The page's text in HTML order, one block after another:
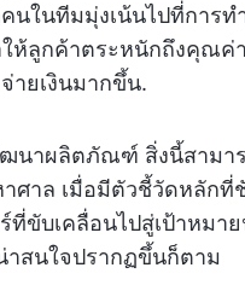
นในทีมมุ่งเน้นไปที่การท
ห้ลูกค้าตระหนักถึงคุณค่
ายเงินมากขึ้น.
นาผลิตภัณฑ์ สิ่งนี้สามาร
ศาล เมื่อมีตัวชี้วัดหลักที่
ที่ขับเคลื่อนไปสู่เป้าหมา
าสนใจปรากฏขึ้นก็ตาม